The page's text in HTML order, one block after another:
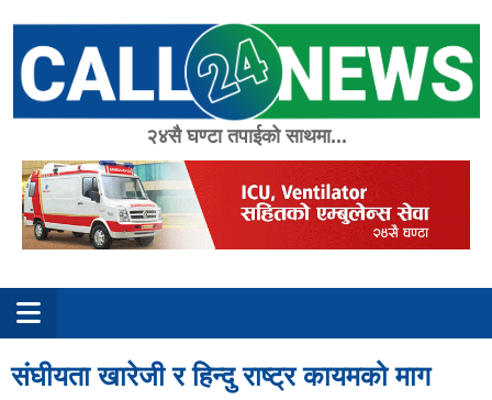
content
२४सै घण्टा तपाईको साथमा...
संघीयता खारेजी र हिन्दु राष्ट्र कायमको माग